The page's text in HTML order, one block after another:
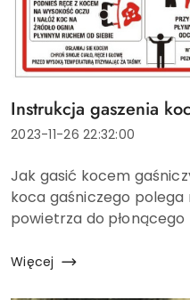
Tytuł
artykułu:
Instrukcja gaszenia
Data
2023-11-26 22:32:00
Treść
artykułu:
Jak gasić kocem
koca gaśniczego polega
powietrza do płonącego
materiału tak, aby
Więcej